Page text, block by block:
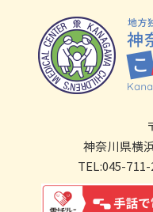
神奈川県横
TEL:045-